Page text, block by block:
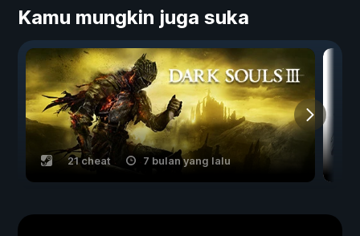
Kamu mungkin juga suka
21 cheat 7 bulan yang lalu